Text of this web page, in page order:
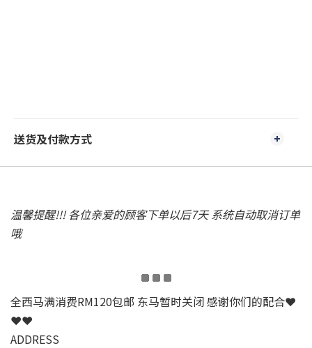
送货及付款方式
温馨提醒!!! 各位亲爱的顾客下单以后7天 系统自动取消订单
哦
全西马满消费RM120包邮 东马暂时关闭 感谢你们的配合❤
❤❤
ADDRESS